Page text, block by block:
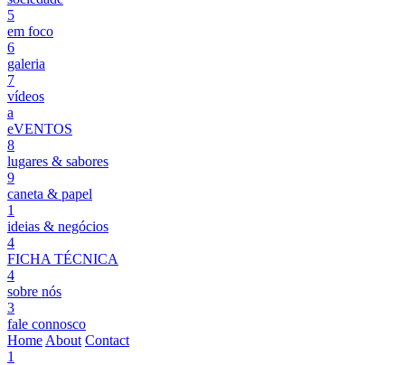
5
em foco
6
galeria
7
vídeos
a
eVENTOS
8
lugares & sabores
9
caneta & papel
1
ideias & negócios
4
FICHA TÉCNICA
4
sobre nós
3
fale connosco
Home About Contact
1